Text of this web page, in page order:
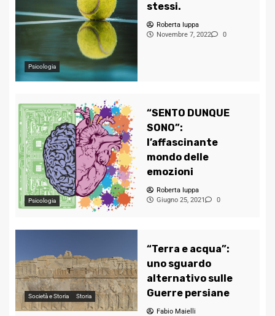
Psicologia
stessi.
Roberta Iuppa
Novembre 7, 2022
0
Psicologia
“SENTO DUNQUE
SONO”:
l’affascinante
mondo delle
emozioni
Roberta Iuppa
Giugno 25, 2021
0
Società e Storia Storia
“Terra e acqua”:
uno sguardo
alternativo sulle
Guerre persiane
Fabio Maielli